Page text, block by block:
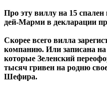
Про эту виллу на 15
дей-Марми в декларации
Скорее всего вилла
компанию. Или записана
которые Зеленский
тысяч гривен на родню
Шефира.